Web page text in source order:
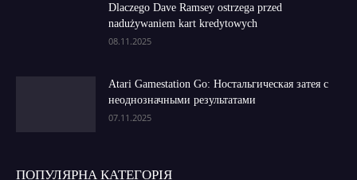
Dlaczego Dave Ramsey ostrzega przed
nadużywaniem kart kredytowych
08.11.2025
Atari Gamestation Go: Ностальгическая затея с
неоднозначными результатами
07.11.2025
ПОПУЛЯРНА КАТЕГОРІЯ